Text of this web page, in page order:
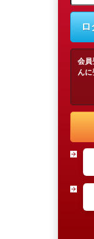
会員
んに